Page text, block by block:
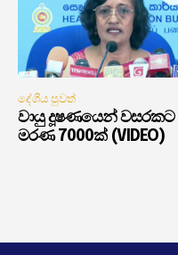
දේශීය පුවත්
වායු දූෂණයෙන් වසරකට
මරණ 7000ක් (VIDEO)